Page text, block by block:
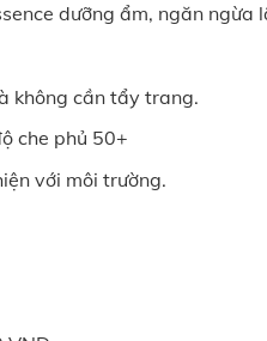
dưỡng ẩm, ngăn ngừa
không cần tẩy trang.
che phủ 50+
với môi trường.